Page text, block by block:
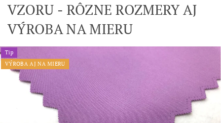
VZORU - RÔZNE ROZMERY AJ
VÝROBA NA MIERU
Tip
VÝROBA AJ NA MIERU